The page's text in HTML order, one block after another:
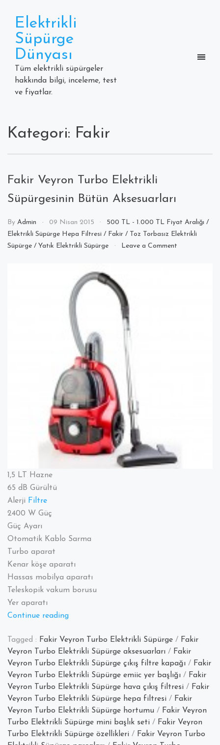
contentElektrikli
Süpürge
Dünyası
Tüm elektrikli süpürgeler
hakkında bilgi, inceleme, test
ve fiyatlar.
Kategori: Fakir
Fakir Veyron Turbo Elektrikli
Süpürgesinin Bütün Aksesuarları
By Admin 09 Nisan 2015 500 TL - 1.000 TL Fiyat Aralığı /
Elektrikli Süpürge Hepa Filtresi / Fakir /
Toz Torbasız Elektrikli
Süpürge / Yatık Elektrikli Süpürge Leave a Commenton
1,5 LT Hazne
65 dB Gürültü
Alerji Filtre
2400 W Güç
Güç Ayarı
Otomatik Kablo Sarma
Turbo aparat
Kenar köşe aparatı
Hassas mobilya aparatı
Teleskopik vakum borusu
Yer aparatı
Continue reading“Fakir
Turbo
Elektrikli
Süpürgesinin
Bütün
Aksesuarları”
Tagged : Fakir Veyron Turbo Elektrikli Süpürge / Fakir
Veyron Turbo Elektrikli Süpürge aksesuarları / Fakir
Veyron Turbo Elektrikli Süpürge çıkış filtre kapağı / Fakir
Veyron Turbo Elektrikli Süpürge emiic yer başlığı / Fakir
Veyron Turbo Elektrikli Süpürge hava çıkış filtresi / Fakir
Veyron Turbo Elektrikli Süpürge hepa filtresi / Fakir
Veyron Turbo Elektrikli Süpürge hortumu / Fakir Veyron
Turbo Elektrikli Süpürge mini başlık seti / Fakir Veyron
Turbo Elektrikli Süpürge özellikleri / Fakir Veyron Turbo